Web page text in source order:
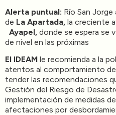
Alerta puntual: Río San
de La Apartada, la creciente
Ayapel, donde se espera se
de nivel en las próximas
El IDEAM le recomienda a la
atentos al comportamiento
tender las recomendaciones
Gestión del Riesgo de
implementación de medidas
afectaciones por